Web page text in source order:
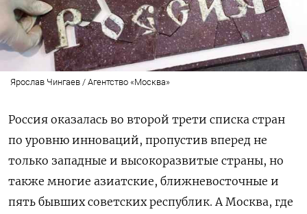
Ярослав Чингаев / Агентство «Москва»
Россия оказалась во второй трети списка стран
по уровню инноваций, пропустив вперед не
только западные и высокоразвитые страны, но
также многие азиатские, ближневосточные и
пять бывших советских республик. А Москва, где